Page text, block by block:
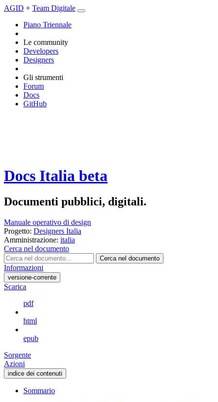
AGID + Team Digitale
Piano Triennale
Le community
Developers
Designers
Gli strumenti
Forum
Docs
GitHub
Docs Italia beta
Documenti pubblici, digitali.
Manuale operativo di design
Progetto: Designers Italia
Amministrazione: italia
Cerca nel documento
Cerca nel documento
Informazioni
versione-corrente
Scarica
pdf
html
epub
Sorgente
Azioni
indice dei contenuti
Sommario